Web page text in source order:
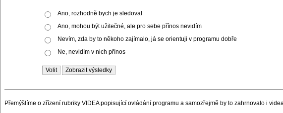
Ano, rozhodně bych je sledoval
Ano, mohou být užitečné, ale pro sebe přínos nevidím
Nevím, zda by to někoho zajímalo, já se orientuji v programu dobře
Ne, nevidím v nich přínos
Přemýšlíme o zřízení rubriky VIDEA popisující ovládání programu a samozřejmě by to zahrnovalo i